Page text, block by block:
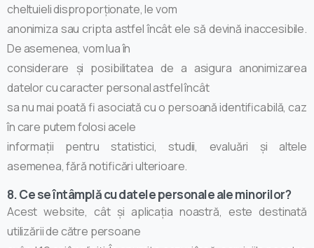
cheltuieli disproporționate, le vom
anonimiza sau cripta astfel încât ele să devină inaccesibile.
De asemenea, vom lua în
considerare și posibilitatea de a asigura anonimizarea
datelor cu caracter personal astfel încât
sa nu mai poată fi asociată cu o persoană identificabilă, caz
în care putem folosi acele
informații pentru statistici, studii, evaluări și altele
asemenea, fără notificări ulterioare.
8. Ce se întâmplă cu datele personale ale minorilor?
Acest website, cât și aplicația noastră, este destinată
utilizării de către persoane